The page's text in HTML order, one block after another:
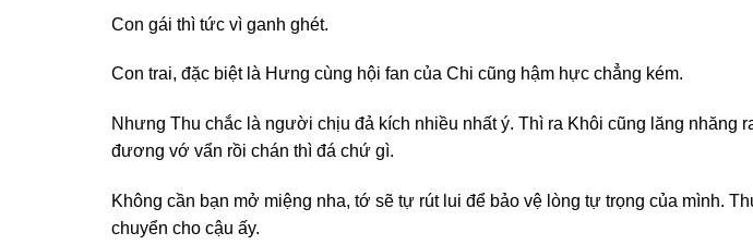
Con gái thì tức vì ganh ghét.
Con trai, đặc biệt là Hưng cùng hội fan của Chi cũng hậm hực chẳng kém.
Nhưng Thu chắc là người chịu đả kích nhiều nhất ý. Thì ra Khôi cũng lăng nhăng
đương vớ vẩn rồi chán thì đá chứ gì.
Không cần bạn mở miệng nha, tớ sẽ tự rút lui để bảo vệ lòng tự trọng của mình.
chuyển cho cậu ấy.